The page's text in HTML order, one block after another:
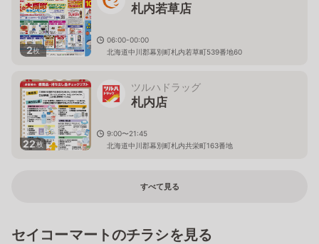
2枚
札内若草店
06:00-00:00
北海道中川郡幕別町札内若草町539番地60
22枚
ツルハドラッグ
札内店
9:00〜21:45
北海道中川郡幕別町札内共栄町163番地
すべて見る
セイコーマートのチラシを見る